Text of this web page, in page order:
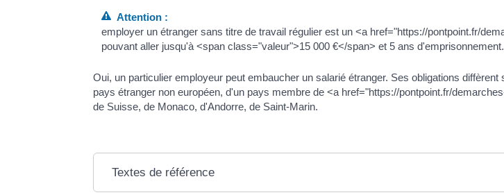
Attention :
employer un étranger sans titre de travail régulier est un <a href="https://pontpoint.fr/
pouvant aller jusqu'à <span class="valeur">15 000 €</span> et 5 ans d'emprisonnement.
Oui, un particulier employeur peut embaucher un salarié étranger. Ses obligations
pays étranger non européen, d'un pays membre de <a href="https://pontpoint.fr/
de Suisse, de Monaco, d'Andorre, de Saint-Marin.
Textes de référence